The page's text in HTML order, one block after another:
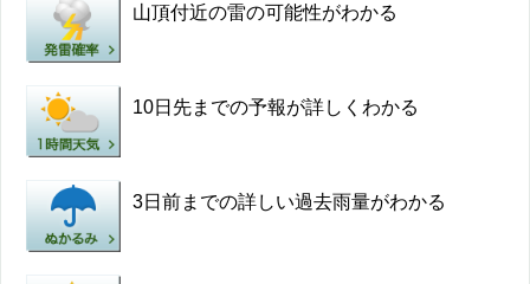
山頂付近の雷の可能性がわかる
10日先までの予報が詳しくわかる
3日前までの詳しい過去雨量がわかる